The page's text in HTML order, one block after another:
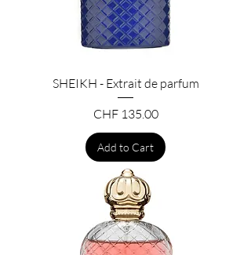
SHEIKH - Extrait de parfum
Price
CHF 135.00
Add to Cart